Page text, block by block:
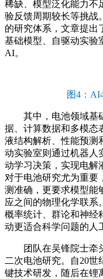
稀缺、模型泛化能力不
验反馈周期较长等挑战
的研究体系，文章提出
基础模型、自驱动实验
AI。
图4：
其中，电池领域基
据、计算数据和多模态
液结构解析、性能预测
动实验室则通过机器人
动学习决策，实现电解
对于电池研究尤为重要
测准确，更要求模型能
应之间的物理化学联系
概率统计、群论和神经
动更适合科学问题的人
团队在吴锋院士牵
二次电池研究。自20世
键技术研发，随后在锂